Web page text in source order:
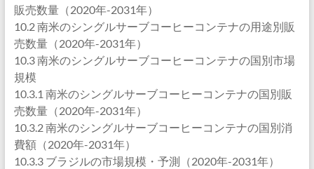
販売数量（2020年-2031年）
10.2 南米のシングルサーブコーヒーコンテナの用途別販
売数量（2020年-2031年）
10.3 南米のシングルサーブコーヒーコンテナの国別市場
規模
10.3.1 南米のシングルサーブコーヒーコンテナの国別販
売数量（2020年-2031年）
10.3.2 南米のシングルサーブコーヒーコンテナの国別消
費額（2020年-2031年）
10.3.3 ブラジルの市場規模・予測（2020年-2031年）